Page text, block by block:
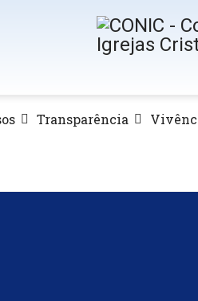
Transparência